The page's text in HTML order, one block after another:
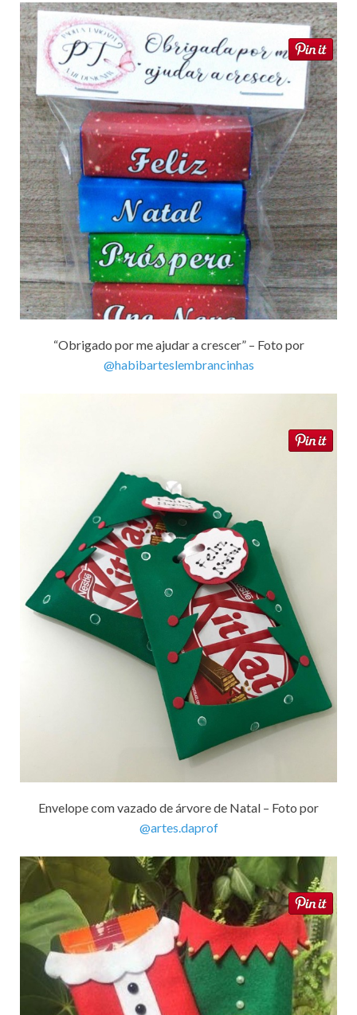
“Obrigado por me ajudar a crescer” – Foto por
@habibarteslembrancinhas
Envelope com vazado de árvore de Natal – Foto por
@artes.daprof